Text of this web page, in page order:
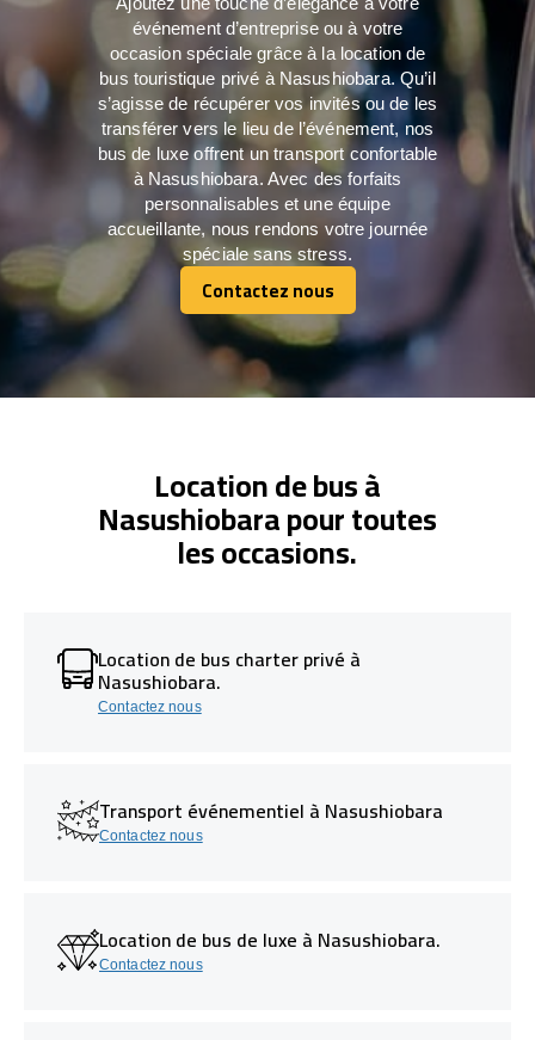
événement d’entreprise ou à votre
occasion spéciale grâce à la location de
bus touristique privé à Nasushiobara. Qu’il
s’agisse de récupérer vos invités ou de les
transférer vers le lieu de l’événement, nos
bus de luxe offrent un transport confortable
à Nasushiobara. Avec des forfaits
personnalisables et une équipe
accueillante, nous rendons votre journée
spéciale sans stress.
Contactez nous
Contactez nous
Location de bus à
Nasushiobara pour toutes
les occasions.
Location de bus charter privé à
Nasushiobara.
Contactez nous
Transport événementiel à Nasushiobara
Contactez nous
Location de bus de luxe à Nasushiobara.
Contactez nous